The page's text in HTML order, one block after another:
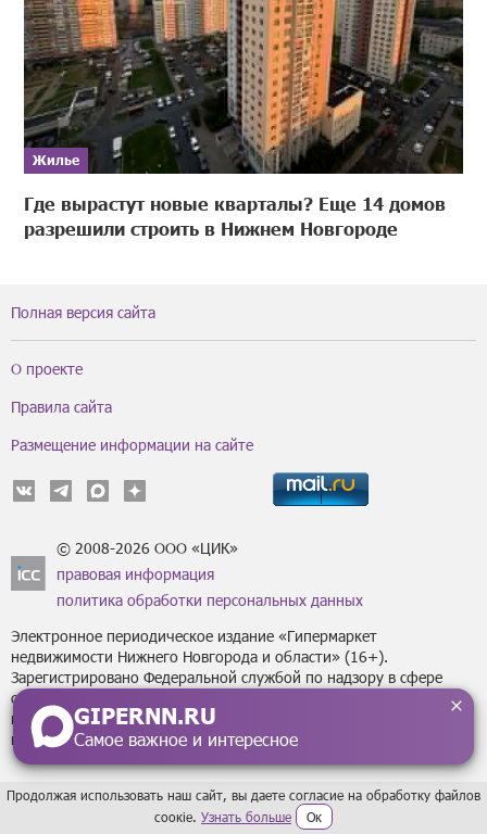
Жилье
Где вырастут новые кварталы? Еще 14 домов
разрешили строить в Нижнем Новгороде
GIPERNN.RU
Самое важное и интересное
Полная версия сайта
О проекте
Правила сайта
Размещение информации на сайте
© 2008-2026 ООО «ЦИК»
правовая информация
политика обработки персональных данных
Электронное периодическое издание «Гипермаркет
недвижимости Нижнего Новгорода и области» (16+).
Зарегистрировано Федеральной службой по надзору в сфере
связи, информационных технологий
и массовых коммуникаций (Роскомнадзор) за регистрационным
номером Эл № ФС77-43795 от 07 февраля 2011 г.
Продолжая использовать наш сайт, вы даете согласие на обработку файлов
сoокіе. Узнать больше Ок